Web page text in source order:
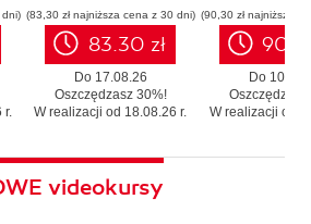
r.
sztucznej
inteligencji
(83,30 zł najniższa cena z 30 dni)
83.30 zł
Do 17.08.26
Oszczędzasz 30%!
W realizacji od 18.08.26 r.
legacy
zbędnego
(90,30 zł najniższa
Do
Oszczędzasz
W realizacji od
videokursy